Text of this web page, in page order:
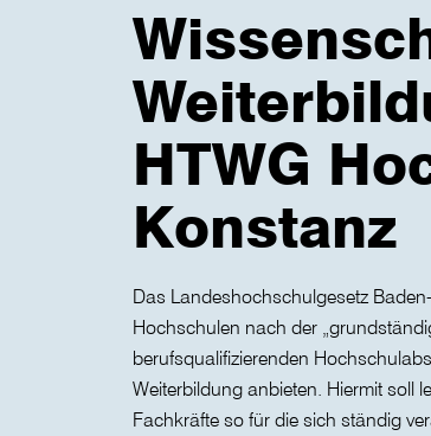
HTWG
Konstanz
Das Landeshochschulgesetz
Hochschulen nach der
berufsqualifizierenden
Weiterbildung anbieten. Hiermit soll
Fachkräfte so für die sich ständig